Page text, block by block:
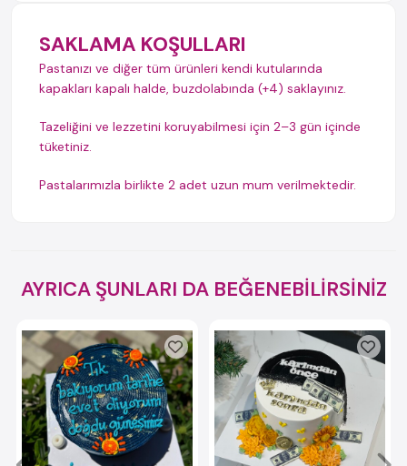
SAKLAMA KOŞULLARI
Pastanızı ve diğer tüm ürünleri kendi kutularında
kapakları kapalı halde, buzdolabında (+4) saklayınız.
Tazeliğini ve lezzetini koruyabilmesi için 2–3 gün içinde
tüketiniz.
Pastalarımızla birlikte 2 adet uzun mum verilmektedir.
AYRICA ŞUNLARI DA BEĞENEBİLİRSİNİZ